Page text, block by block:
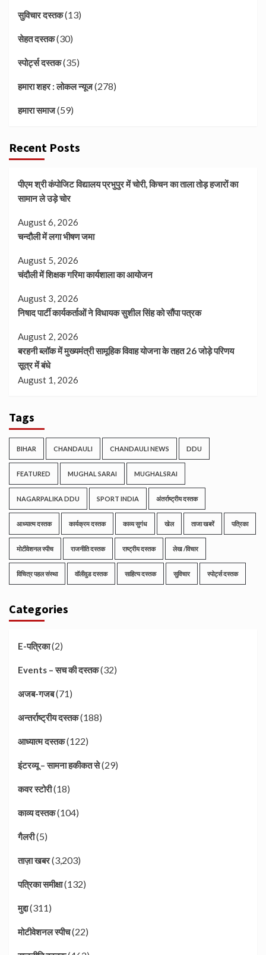
सुविचार दस्तक(13)
सेहत दस्तक(30)
स्पोर्ट्स दस्तक(35)
हमारा शहर : लोकल न्यूज(278)
हमारा समाज(59)
Recent Posts
पीएम श्री कंपोजिट विद्यालय प्रभुपुर में चोरी, किचन का ताला तोड़ हजारों का
सामान ले उड़े चोर
August 6, 2026
चन्दौली में लगा भीषण जमा
August 5, 2026
चंदौली में शिक्षक गरिमा कार्यशाला का आयोजन
August 3, 2026
निषाद पार्टी कार्यकर्ताओं ने विधायक सुशील सिंह को सौंपा पत्रक
August 2, 2026
बरहनी ब्लॉक में मुख्यमंत्री सामूहिक विवाह योजना के तहत 26 जोड़े परिणय
सूत्र में बंधे
August 1, 2026
Tags
BIHAR CHANDAULI CHANDAULI NEWS DDU
FEATURED MUGHAL SARAI MUGHALSRAI
NAGARPALIKA DDU SPORT INDIA अंतर्राष्ट्रीय दस्तक
आध्यात्म दस्तक कार्यक्रम दस्तक काव्य सुगंध खेल ताजा खबरें पत्रिका
मोटीवेशनल स्पीच राजनीति दस्तक राष्ट्रीय दस्तक लेख /विचार
विचित्र पहल संस्था वॉलीवुड दस्तक साहित्य दस्तक सुविचार स्पोर्ट्स दस्तक
Categories
E-पत्रिका(2)
Events – सच की दस्तक(32)
अजब-गजब(71)
अन्तर्राष्ट्रीय दस्तक(188)
आध्यात्म दस्तक(122)
इंटरव्यू – सामना हकीकत से(29)
कवर स्टोरी(18)
काव्य दस्तक(104)
गैलरी(5)
ताज़ा खबर(3,203)
पत्रिका समीक्षा(132)
मुद्दा(311)
मोटीवेशनल स्पीच(22)